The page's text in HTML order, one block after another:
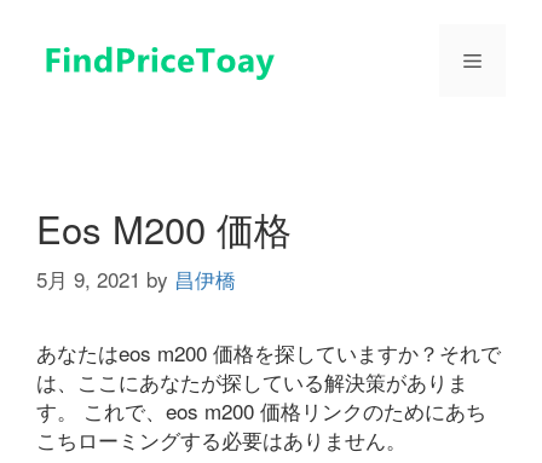
メ
Eos M200 価格
5月 9, 2021 by 昌伊橋
あなたはeos m200 価格を探していますか？それで
は、ここにあなたが探している解決策がありま
す。 これで、eos m200 価格リンクのためにあち
こちローミングする必要はありません。